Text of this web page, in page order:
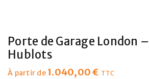
Porte de Garage London
Hublots
À partir de1.040,00€ TTC